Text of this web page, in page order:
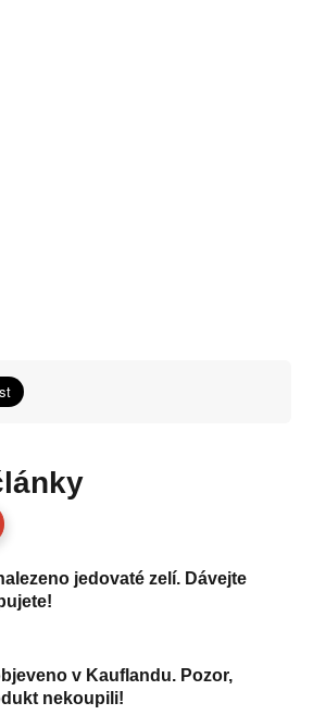
jedovaté zelí. Dávejte
v Kauflandu. Pozor,
nekoupili!